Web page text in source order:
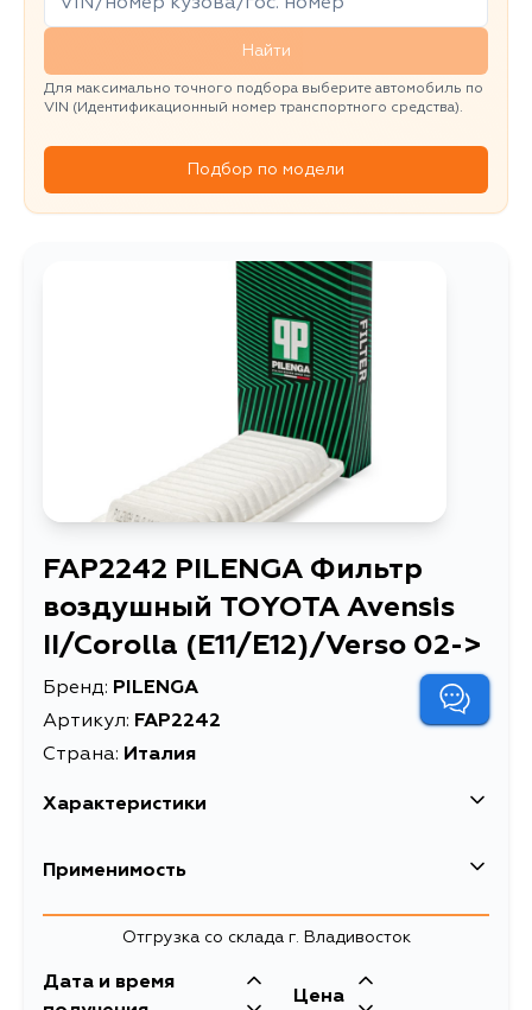
Найти
Для максимально точного подбора выберите автомобиль по
VIN (Идентификационный номер транспортного средства).
Подбор по модели
FAP2242 PILENGA Фильтр
воздушный TOYOTA Avensis
II/Corolla (E11/E12)/Verso 02->
Бренд: PILENGA
Артикул: FAP2242
Страна: Италия
Характеристики
EAN-13
Длина упаковки, мм 302
Масса, кг
Применимость
Toyota
Кузов Двигатель
Отгрузка со склада г. Владивосток
Дата и время
Цена